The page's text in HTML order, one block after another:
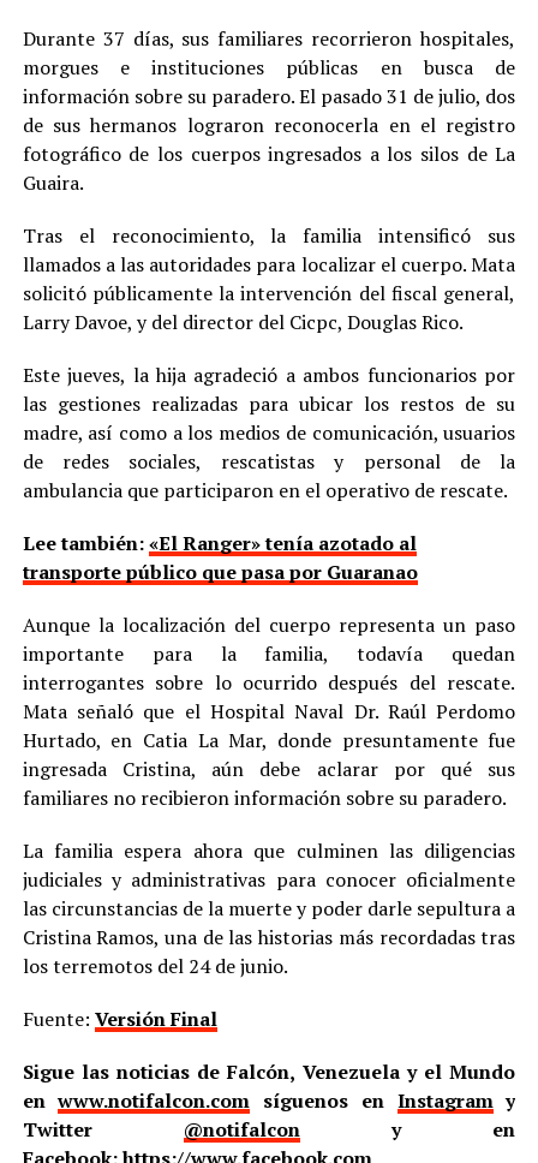
Durante 37 días, sus familiares recorrieron hospitales,
morgues e instituciones públicas en busca de
información sobre su paradero. El pasado 31 de julio, dos
de sus hermanos lograron reconocerla en el registro
fotográfico de los cuerpos ingresados a los silos de La
Guaira.
Tras el reconocimiento, la familia intensificó sus
llamados a las autoridades para localizar el cuerpo. Mata
solicitó públicamente la intervención del fiscal general,
Larry Davoe, y del director del Cicpc, Douglas Rico.
Este jueves, la hija agradeció a ambos funcionarios por
las gestiones realizadas para ubicar los restos de su
madre, así como a los medios de comunicación, usuarios
de redes sociales, rescatistas y personal de la
ambulancia que participaron en el operativo de rescate.
Lee también:«El Ranger» tenía azotado al
transporte público que pasa por Guaranao
Aunque la localización del cuerpo representa un paso
importante para la familia, todavía quedan
interrogantes sobre lo ocurrido después del rescate.
Mata señaló que el Hospital Naval Dr. Raúl Perdomo
Hurtado, en Catia La Mar, donde presuntamente fue
ingresada Cristina, aún debe aclarar por qué sus
familiares no recibieron información sobre su paradero.
La familia espera ahora que culminen las diligencias
judiciales y administrativas para conocer oficialmente
las circunstancias de la muerte y poder darle sepultura a
Cristina Ramos, una de las historias más recordadas tras
los terremotos del 24 de junio.
Fuente: Versión Final
Sigue las noticias de Falcón, Venezuela y el Mundo
enwww.notifalcon.com síguenos en Instagramy
Twitter @notifalcony en